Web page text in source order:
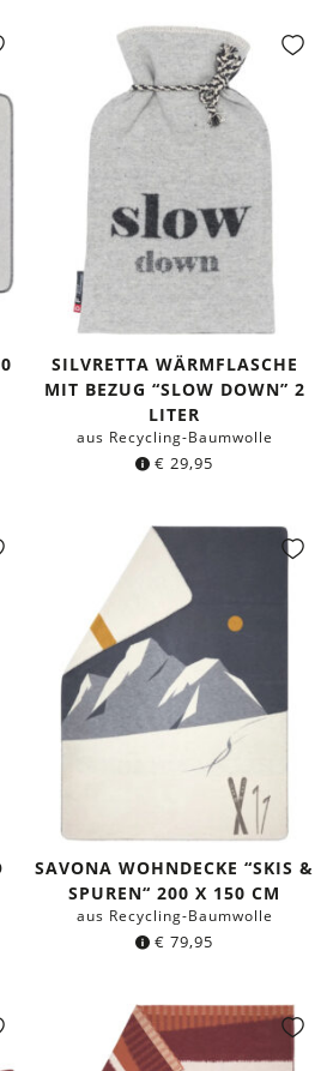
SILVRETTA WÄRMFLASCHE
MIT BEZUG “SLOW DOWN” 2
LITER
aus Recycling-Baumwolle
€ 29,95
SAVONA WOHNDECKE “SKIS &
SPUREN“ 200 X 150 CM
aus Recycling-Baumwolle
€ 79,95